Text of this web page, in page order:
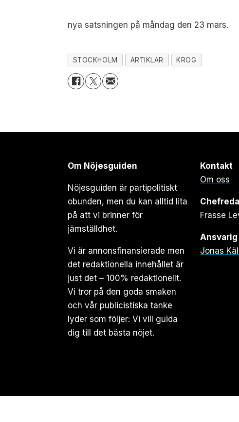
nya satsningen på måndag den 23 mars.
STOCKHOLM ARTIKLAR KROG
Om Nöjesguiden
Nöjesguiden är partipolitiskt
obunden, men du kan alltid lita
på att vi brinner för
jämställdhet.
Vi är annonsfinansierade men
det redaktionella innehållet är
just det – 100% redaktionellt.
Vi tror på den goda smaken
och vår publicistiska tanke
lyder som följer: Vi vill guida
dig till det bästa nöjet.
Kontakt
Om oss
Frasse
Jonas